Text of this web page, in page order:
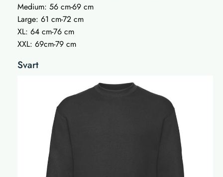
Medium: 56 cm-69 cm
Large: 61 cm-72 cm
XL: 64 cm-76 cm
XXL: 69cm-79 cm
Svart